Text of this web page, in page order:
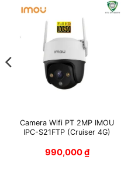
Camera Wifi PT 2MP IMOU
IPC-S21FTP (Cruiser 4G)
990,000₫